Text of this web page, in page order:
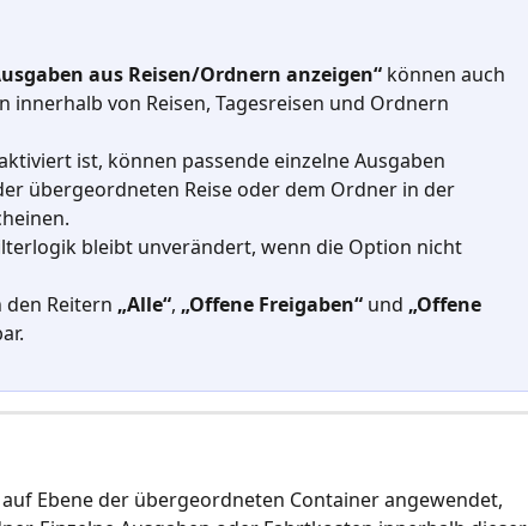
aus Reisen/Ordnern anzeigen“ können auch
innerhalb von Reisen, Tagesreisen und Ordnern
ist, können passende einzelne Ausgaben
übergeordneten Reise oder dem Ordner in der
bleibt unverändert, wenn die Option nicht
den Reitern „Alle“, „Offene Freigaben“ und „Offene
Ebene der übergeordneten Container angewendet,